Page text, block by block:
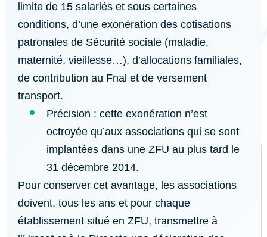
limite de 15 salariés et sous certaines
conditions, d’une exonération des cotisations
patronales de Sécurité sociale (maladie,
maternité, vieillesse…), d’allocations familiales,
de contribution au Fnal et de versement
transport.
Précision : cette exonération n’est
octroyée qu’aux associations qui se sont
implantées dans une ZFU au plus tard le
31 décembre 2014.
Pour conserver cet avantage, les associations
doivent, tous les ans et pour chaque
établissement situé en ZFU, transmettre à